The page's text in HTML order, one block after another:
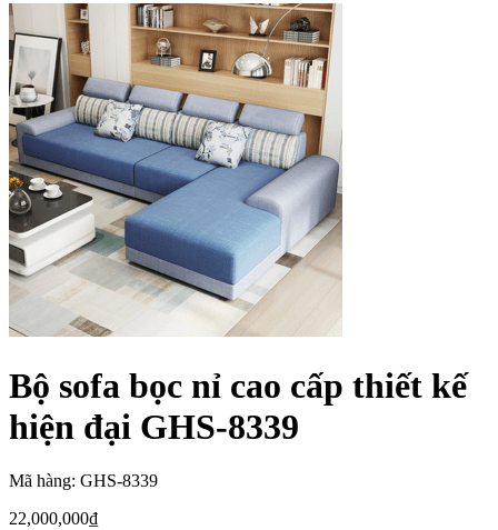
Bộ sofa bọc nỉ cao cấp thiết kế
hiện đại GHS-8339
Mã hàng: GHS-8339
22,000,000₫